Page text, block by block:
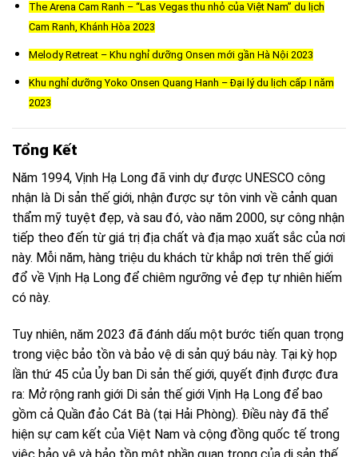
The Arena Cam Ranh – “Las Vegas thu nhỏ của Việt Nam” du lịch
Cam Ranh, Khánh Hòa 2023
Melody Retreat – Khu nghỉ dưỡng Onsen mới gần Hà Nội 2023
Khu nghỉ dưỡng Yoko Onsen Quang Hanh – Đại lý du lịch cấp I năm
2023
Tổng Kết
Năm 1994, Vịnh Hạ Long đã vinh dự được UNESCO công
nhận là Di sản thế giới, nhận được sự tôn vinh về cảnh quan
thẩm mỹ tuyệt đẹp, và sau đó, vào năm 2000, sự công nhận
tiếp theo đến từ giá trị địa chất và địa mạo xuất sắc của nơi
này. Mỗi năm, hàng triệu du khách từ khắp nơi trên thế giới
đổ về Vịnh Hạ Long để chiêm ngưỡng vẻ đẹp tự nhiên hiếm
có này.
Tuy nhiên, năm 2023 đã đánh dấu một bước tiến quan trọng
trong việc bảo tồn và bảo vệ di sản quý báu này. Tại kỳ họp
lần thứ 45 của Ủy ban Di sản thế giới, quyết định được đưa
ra: Mở rộng ranh giới Di sản thế giới Vịnh Hạ Long để bao
gồm cả Quần đảo Cát Bà (tại Hải Phòng). Điều này đã thể
hiện sự cam kết của Việt Nam và cộng đồng quốc tế trong